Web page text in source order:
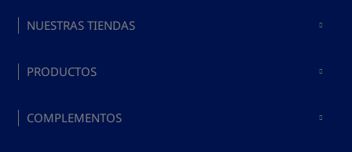
NUESTRAS TIENDAS
Colchones en Valencia
PRODUCTOS
COMPLEMENTOS